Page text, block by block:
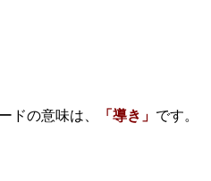
ドの意味は、 「導き」 です。